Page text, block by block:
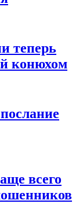
теперь
конюхом
всего